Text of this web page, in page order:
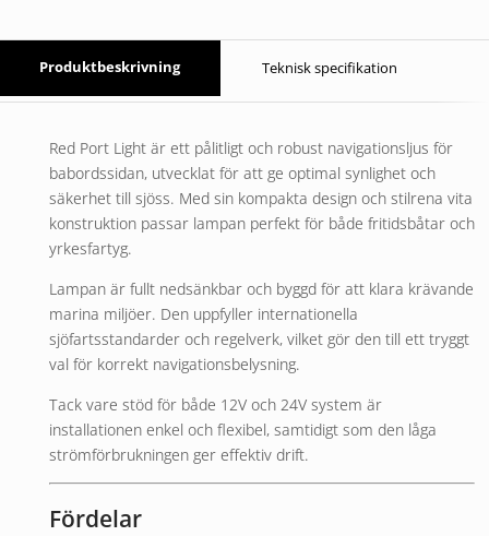
Produktbeskrivning Teknisk specifikation
Red Port Light är ett pålitligt och robust navigationsljus för
babordssidan, utvecklat för att ge optimal synlighet och
säkerhet till sjöss. Med sin kompakta design och stilrena vita
konstruktion passar lampan perfekt för både fritidsbåtar och
yrkesfartyg.
Lampan är fullt nedsänkbar och byggd för att klara krävande
marina miljöer. Den uppfyller internationella
sjöfartsstandarder och regelverk, vilket gör den till ett tryggt
val för korrekt navigationsbelysning.
Tack vare stöd för både 12V och 24V system är
installationen enkel och flexibel, samtidigt som den låga
strömförbrukningen ger effektiv drift.
Fördelar